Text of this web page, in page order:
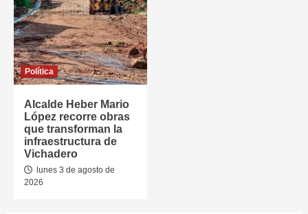
Política
Alcalde Heber Mario
López recorre obras
que transforman la
infraestructura de
Vichadero
lunes 3 de agosto de
2026